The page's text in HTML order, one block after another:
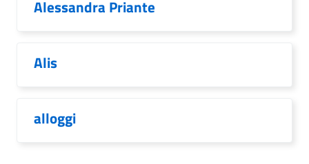
Alessandra Priante
Alis
alloggi